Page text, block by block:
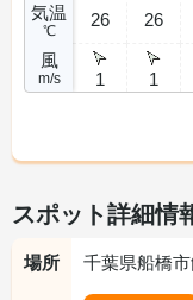
気温
℃
風
m/s
26
1
26
1
スポット詳細情
場所 千葉県船橋